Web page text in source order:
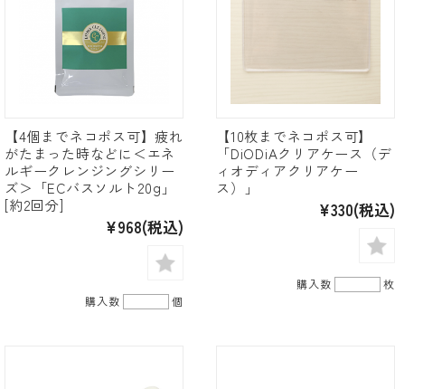
【4個までネコポス可】疲れ
がたまった時などに＜エネ
ルギークレンジングシリー
ズ＞「ECバスソルト20g」
[約2回分]
¥968(税込)
購入数 個
【10枚までネコポス可】
「DiODiAクリアケース（デ
ィオディアクリアケー
ス）」
¥330(税込)
購入数 枚